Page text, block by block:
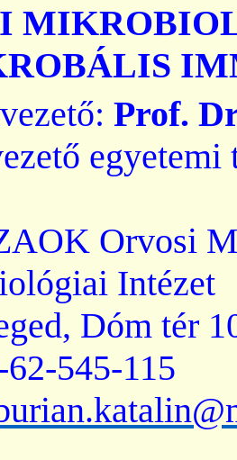
Prof.
Orvosi
Intézet
Dóm tér
545-115